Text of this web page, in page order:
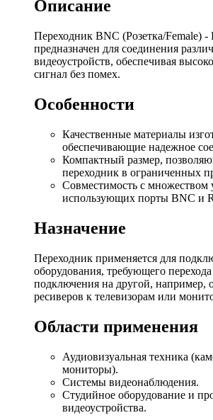
Описание
Переходник BNC (Розетка/Female)
предназначен для соединения
видеоустройств, обеспечивая
сигнал без помех.
Особенности
Качественные материалы
обеспечивающие надежное
Компактный размер,
переходник в ограниченных
Совместимость с множеством
использующих порты BNC и
Назначение
Переходник применяется для
оборудования, требующего
подключения на другой, например,
ресиверов к телевизорам или
Области применения
Аудиовизуальная техника
мониторы).
Системы видеонаблюдения.
Студийное оборудование и
видеоустройства.